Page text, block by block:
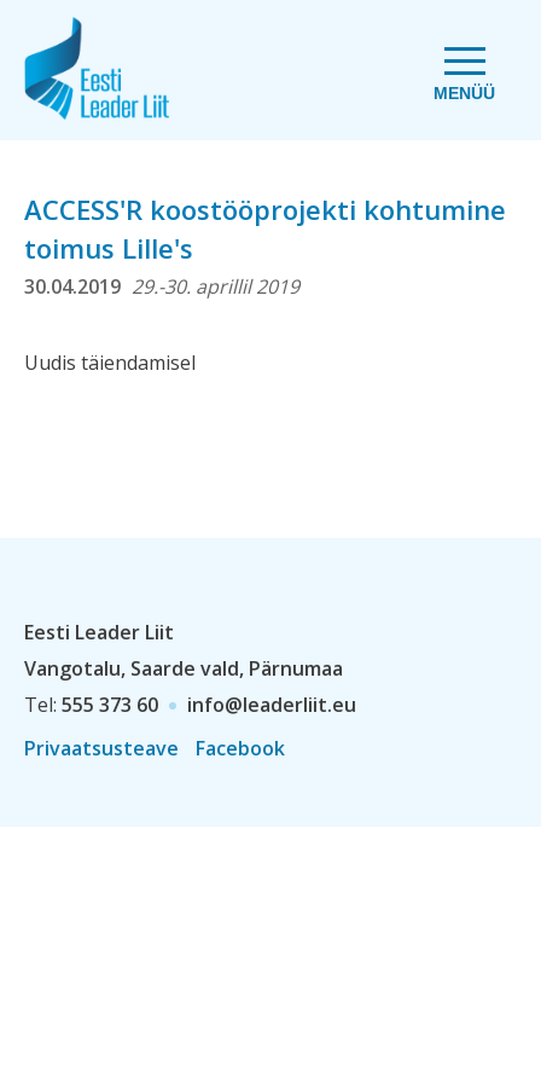
MENÜÜ
ACCESS'R koostööprojekti kohtumine
toimus Lille's
30.04.2019 29.-30. aprillil 2019
Uudis täiendamisel
Eesti Leader Liit
Vangotalu, Saarde vald, Pärnumaa
Tel: 555 373 60
info@leaderliit.eu
Privaatsusteave
Facebook